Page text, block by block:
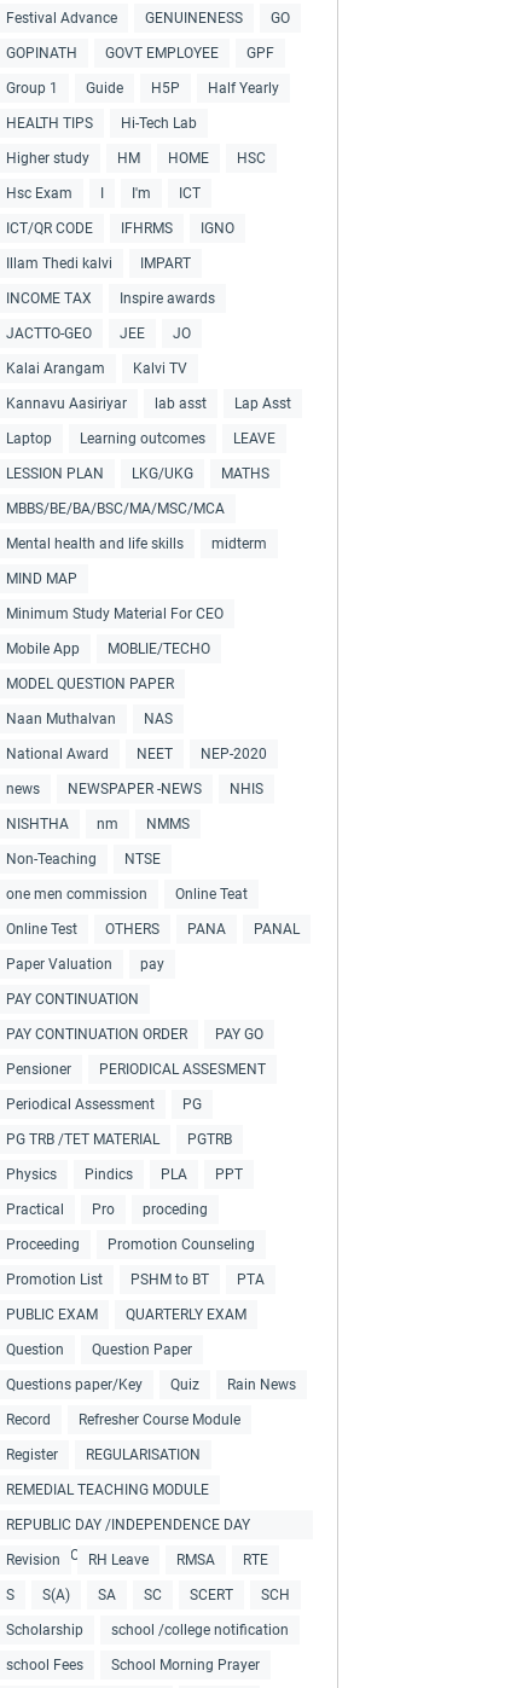
Festival Advance GENUINENESS GO
GOPINATH GOVT EMPLOYEE GPF
Group 1 Guide H5P Half Yearly
HEALTH TIPS Hi-Tech Lab
Higher study HM HOME HSC
Hsc Exam I'm ICT
ICT/QR CODE IFHRMS IGNO
Illam Thedi kalvi IMPART
INCOME TAX Inspire awards
JACTTO-GEO JEE JO
Kalai Arangam Kalvi TV
Kannavu Aasiriyar lab asst Lap Asst
Laptop Learning outcomes LEAVE
LESSION PLAN LKG/UKG MATHS
MBBS/BE/BA/BSC/MA/MSC/MCA
Mental health and life skills midterm
MIND MAP
Minimum Study Material For CEO
Mobile App MOBLIE/TECHO
MODEL QUESTION PAPER
Naan Muthalvan NAS
National Award NEET NEP-2020
news NEWSPAPER -NEWS NHIS
NISHTHA nm NMMS
Non-Teaching NTSE
one men commission Online Teat
Online Test OTHERS PANA PANAL
Paper Valuation pay
PAY CONTINUATION
PAY CONTINUATION ORDER PAY GO
Pensioner PERIODICAL ASSESMENT
Periodical Assessment PG
PG TRB /TET MATERIAL PGTRB
Physics Pindics PLA PPT
Practical Pro proceding
Proceeding Promotion Counseling
Promotion List PSHM to BT PTA
PUBLIC EXAM QUARTERLY EXAM
Question Question Paper
Questions paper/Key Quiz Rain News
Record Refresher Course Module
Register REGULARISATION
REMEDIAL TEACHING MODULE
REPUBLIC DAY /INDEPENDENCE DAY
COLLECTIONS
Revision RH Leave RMSA RTE
S S(A) SA SC SCERT SCH
Scholarship school /college notification
school Fees School Morning Prayer